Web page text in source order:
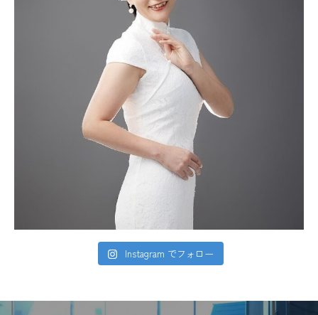
Instagram でフォロー